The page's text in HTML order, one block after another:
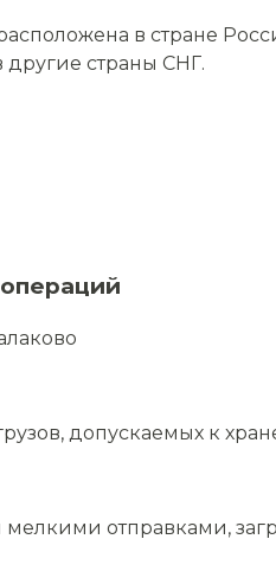
в стране
другие страны СНГ.
допускаемых к
отправками,